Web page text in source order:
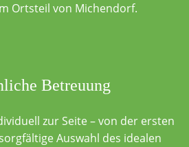
Ortsteil von Michendorf.
Betreuung
zur Seite – von der ersten
Auswahl des idealen